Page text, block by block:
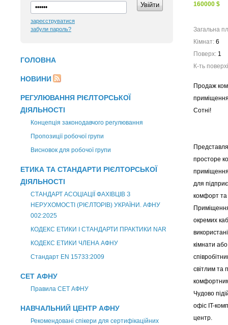
зареєструватися
забули пароль?
ГОЛОВНА
НОВИНИ
РЕГУЛЮВАННЯ РІЄЛТОРСЬКОЇ
ДІЯЛЬНОСТІ
Концепція законодавчого регулювання
Пропозиції робочої групи
Висновок для робочої групи
ЕТИКА ТА СТАНДАРТИ РІЄЛТОРСЬКОЇ
ДІЯЛЬНОСТІ
СТАНДАРТ АСОЦІАЦІЇ ФАХІВЦІВ З
НЕРУХОМОСТІ (РІЄЛТОРІВ) УКРАЇНИ. АФНУ
002:2025
КОДЕКС ЕТИКИ І СТАНДАРТИ ПРАКТИКИ NAR
КОДЕКС ЕТИКИ ЧЛЕНА АФНУ
Стандарт EN 15733:2009
СЕТ АФНУ
Правила СЕТ АФНУ
НАВЧАЛЬНИЙ ЦЕНТР АФНУ
Рекомендовані спікери для сертифікаційних
160000 $
Загальна
Кімнат: 6
Поверх: 1
К-ть
Продаж
Сотні!
просторе
для
комфорт та
окремих
кімнати
світлим та
Чудово
офіс IT-
центр.